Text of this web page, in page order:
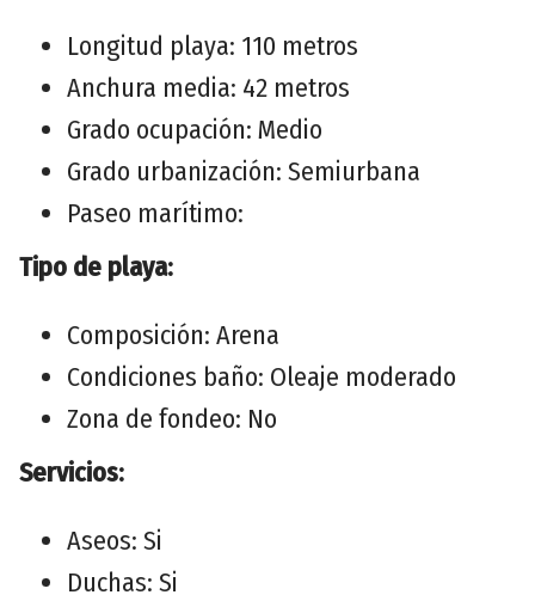
Longitud playa: 110 metros
Anchura media: 42 metros
Grado ocupación: Medio
Grado urbanización: Semiurbana
Paseo marítimo:
Tipo de playa:
Composición: Arena
Condiciones baño: Oleaje moderado
Zona de fondeo: No
Servicios:
Aseos: Si
Duchas: Si